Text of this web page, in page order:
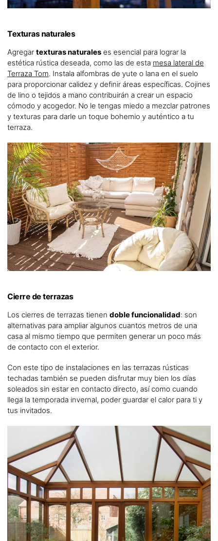
Texturas naturales
Agregar texturas naturales es esencial para lograr la
estética rústica deseada, como las de esta mesa lateral de
Terraza Tom. Instala alfombras de yute o lana en el suelo
para proporcionar calidez y definir áreas específicas. Cojines
de lino o tejidos a mano contribuirán a crear un espacio
cómodo y acogedor. No le tengas miedo a mezclar patrones
y texturas para darle un toque bohemio y auténtico a tu
terraza.
Cierre de terrazas
Los cierres de terrazas tienen doble funcionalidad: son
alternativas para ampliar algunos cuantos metros de una
casa al mismo tiempo que permiten generar un poco más
de contacto con el exterior.
Con este tipo de instalaciones en las terrazas rústicas
techadas también se pueden disfrutar muy bien los días
soleados sin estar en contacto directo, así como cuando
llega la temporada invernal, poder guardar el calor para ti y
tus invitados.